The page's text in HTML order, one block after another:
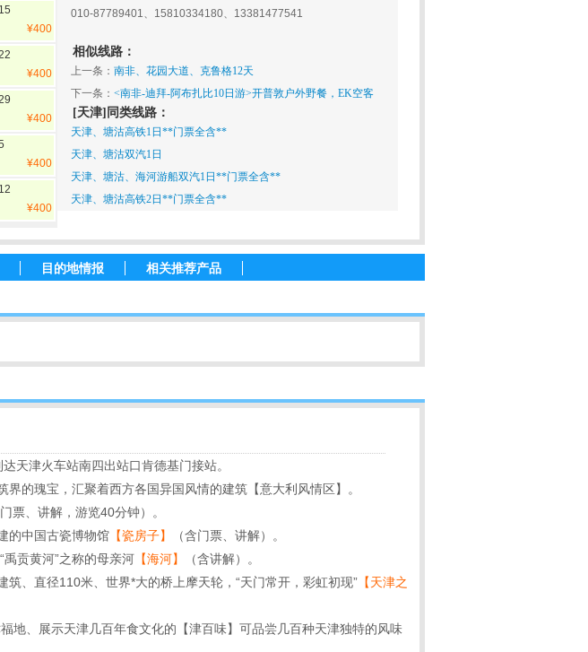
15
¥400
¥400
¥400
¥400
12
¥400
010-87789401、15810334180、13381477541
相似线路：
上一条： 南非、花园大道、克鲁格12天
下一条： <南非-迪拜-阿布扎比10日游>开普敦户外野餐，EK空客
A380
[天津]同类线路：
天津、塘沽高铁1日**门票全含**
天津、塘沽双汽1日
天津、塘沽、海河游船双汽1日**门票全含**
天津、塘沽高铁2日**门票全含**
目的地情报 相关推荐产品
天津火车站南四出站口肯德基门接站。
的瑰宝，汇聚着西方各国异国风情的建筑【意大利风情区】。
门票、讲解，游览40分钟）。
的中国古瓷博物馆 【瓷房子】
（含门票、讲解）。
贡黄河”之称的母亲河 【海河】
（含讲解）。
、直径110米、世界*大的桥上摩天轮，“天门常开，彩虹初现” 【天津之
地、展示天津几百年食文化的【津百味】可品尝几百种天津独特的风味